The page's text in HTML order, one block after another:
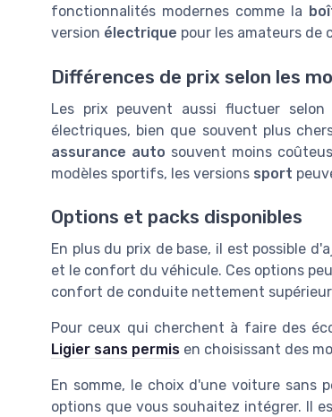
fonctionnalités modernes comme la
version électrique pour les amateurs de
Différences de prix selon les
Les prix peuvent aussi fluctuer
électriques, bien que souvent plus
assurance auto souvent moins
modèles sportifs, les versions sport
Options et packs disponibles
En plus du prix de base, il est possible
et le confort du véhicule. Ces options
confort de conduite nettement
Pour ceux qui cherchent à faire des
Ligier sans permis en choisissant des
En somme, le choix d'une voiture sans
options que vous souhaitez intégrer. Il